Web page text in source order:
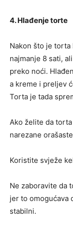
4. Hlađenje torte
Nakon što je
najmanje 8 sati,
preko noći.
a kreme i preljev
Torta je tada
Ako želite da
narezane
Koristite svježe
Ne zaboravite da
jer to omogućava
stabilni.